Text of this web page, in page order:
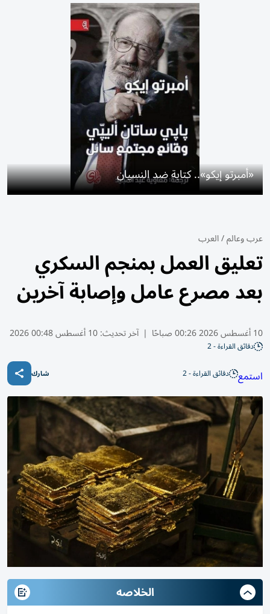
«أمبرتو إيكو».. كتابة ضد النسيان
عرب وعالم/العرب
تعليق العمل بمنجم السكري
بعد مصرع عامل وإصابة آخرين
10 أغسطس 2026 00:26 صباحًا | آخر تحديث:10 أغسطس 00:48 2026
دقائق القراءة - 2
استمع دقائق القراءة - 2 شارك
الخلاصه